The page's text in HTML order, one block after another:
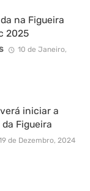
na Figueira
2025
10 de Janeiro,
iniciar a
Figueira
de Dezembro, 2024